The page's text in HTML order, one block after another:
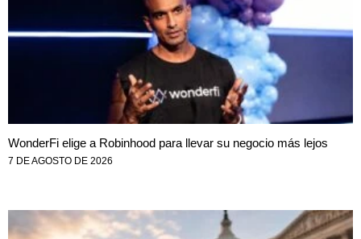
WonderFi elige a Robinhood para llevar su negocio más lejos
7 DE AGOSTO DE 2026